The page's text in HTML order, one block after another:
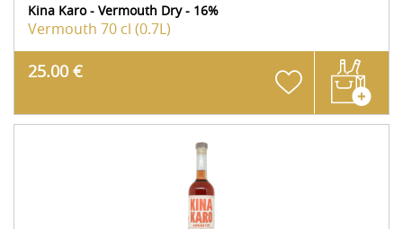
Kina Karo - Vermouth Dry - 16%
Vermouth 70 cl (0.7L)
25.00 €